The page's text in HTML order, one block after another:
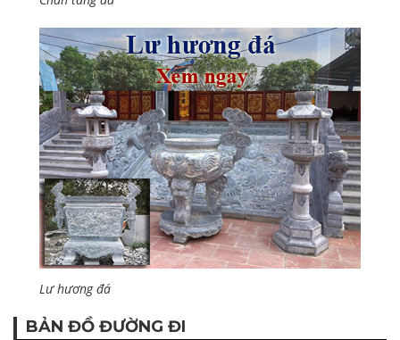
Lư hương đá
BẢN ĐỒ ĐƯỜNG ĐI